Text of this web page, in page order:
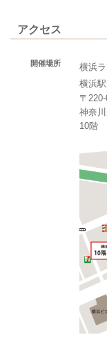
アクセス
開催場所
横浜
横浜
〒
神奈
10階